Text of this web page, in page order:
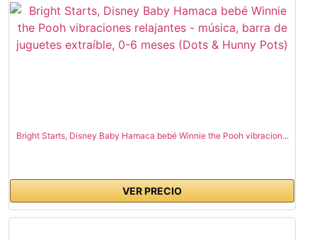
Bright Starts, Disney Baby Hamaca bebé Winnie the Pooh vibracion...
VER PRECIO